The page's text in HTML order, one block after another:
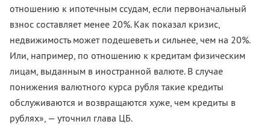
отношению к ипотечным ссудам, если первоначальный
взнос составляет менее 20%. Как показал кризис,
недвижимость может подешеветь и сильнее, чем на 20%.
Или, например, по отношению к кредитам физическим
лицам, выданным в иностранной валюте. В случае
понижения валютного курса рубля такие кредиты
обслуживаются и возвращаются хуже, чем кредиты в
рублях», — уточнил глава ЦБ.